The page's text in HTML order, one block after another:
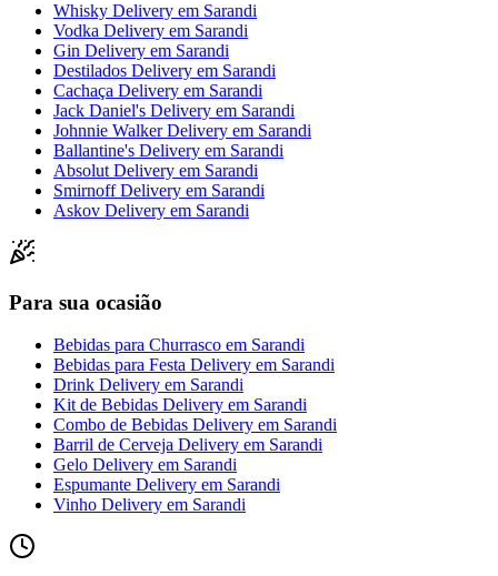
Whisky Delivery em Sarandi
Vodka Delivery em Sarandi
Gin Delivery em Sarandi
Destilados Delivery em Sarandi
Cachaça Delivery em Sarandi
Jack Daniel's Delivery em Sarandi
Johnnie Walker Delivery em Sarandi
Ballantine's Delivery em Sarandi
Absolut Delivery em Sarandi
Smirnoff Delivery em Sarandi
Askov Delivery em Sarandi
Para sua ocasião
Bebidas para Churrasco em Sarandi
Bebidas para Festa Delivery em Sarandi
Drink Delivery em Sarandi
Kit de Bebidas Delivery em Sarandi
Combo de Bebidas Delivery em Sarandi
Barril de Cerveja Delivery em Sarandi
Gelo Delivery em Sarandi
Espumante Delivery em Sarandi
Vinho Delivery em Sarandi